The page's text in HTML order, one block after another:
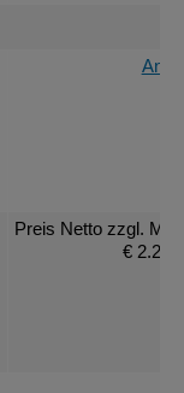
Preis Netto zzgl.
€